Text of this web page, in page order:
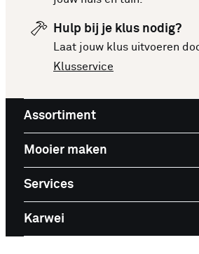
producten. Bekijk de top 10
je inspireren voor je volgende
Hulp bij je klus nodig?
Laat jouw klus uitvoeren
Klusservice
Assortiment
Mooier maken
Services
Karwei